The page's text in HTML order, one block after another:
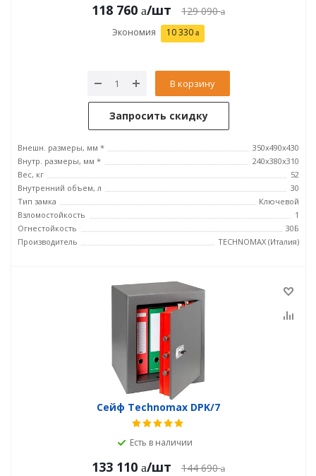
118 760 /шт 129 090
Экономия 10 330
В корзину
Запросить скидку
Внешн. размеры, мм *
350х490х430
Внутр. размеры, мм *
240х380х310
Вес, кг
52
Внутренний объем, л
30
Тип замка
Ключевой
Взломостойкость
1
Огнестойкость
30Б
Производитель
TECHNOMAX (Италия)
Сейф Technomax DPK/7
Есть в наличии
133 110 /шт 144 690